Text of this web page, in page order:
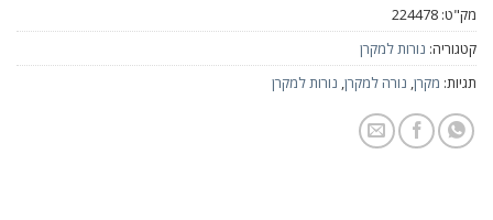
מק"ט: 224478
קטגוריה: נורות למקרן
תגיות: מקרן, נורה למקרן, נורות למקרן